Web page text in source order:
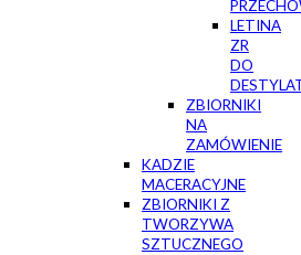
LETINA
ZR
DO
ZBIORNIKI
NA
ZAMÓWIENIE
KADZIE
MACERACYJNE
ZBIORNIKI Z
TWORZYWA
SZTUCZNEGO